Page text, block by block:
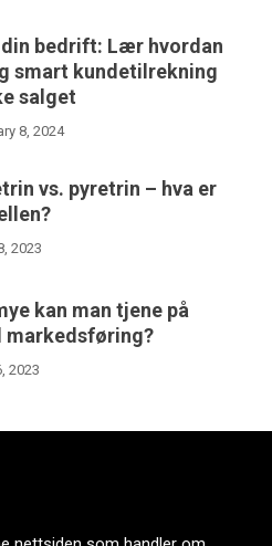
bedrift: Lær hvordan
smart kundetilrekning
salget
8, 2024
vs. pyretrin – hva er
2023
kan man tjene på
markedsføring?
2023